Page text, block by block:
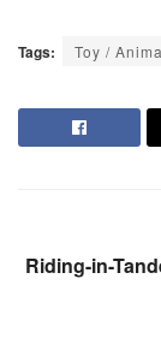
Tags: Toy /
Riding-in-